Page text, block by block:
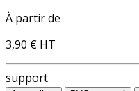
À partir de
3,90 € HT
support